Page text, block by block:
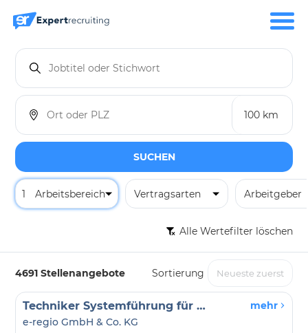
SUCHEN
1 Arbeitsbereich Vertragsarten Arbeitgeber
Alle Wertefilter löschen
4691 Stellenangebote Sortierung
Techniker Systemführung für den Bereich „Netzbetrieb Strom“ (m/w/d)
e-regio GmbH & Co. KG
mehr